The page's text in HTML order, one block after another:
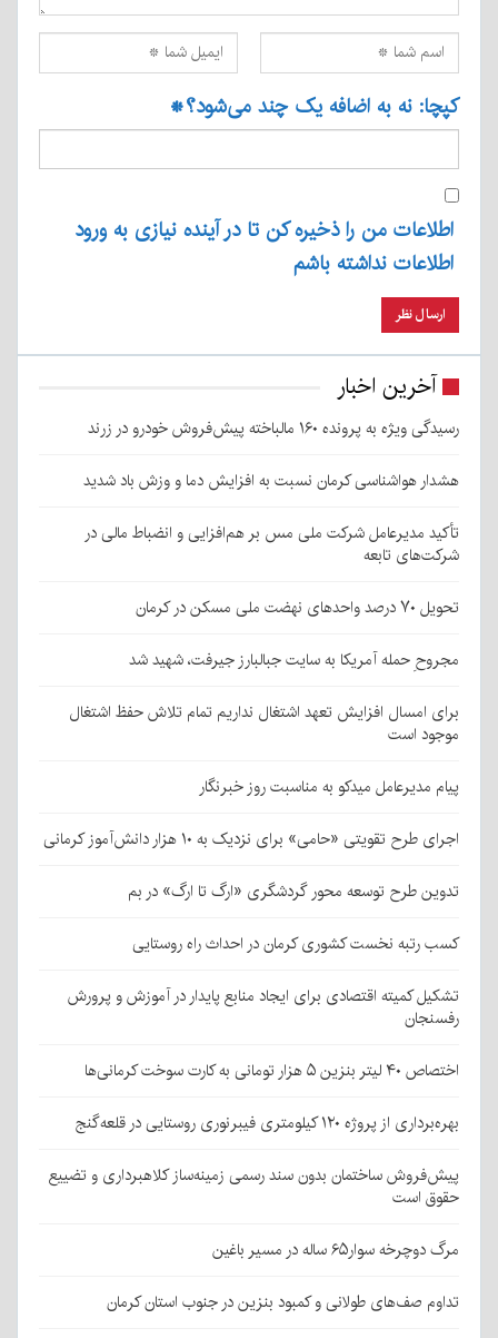
کپچا: نه به اضافه یک چند می‌شود؟*
اطلاعات من را ذخیره کن تا در آینده نیازی به ورود
اطلاعات نداشته باشم
آخرین اخبار
رسیدگی ویژه به پرونده ۱۶۰ مالباخته پیش‌فروش خودرو در زرند
هشدار هواشناسی کرمان نسبت به افزایش دما و وزش باد شدید
تأکید مدیرعامل شرکت ملی مس بر هم‌افزایی و انضباط مالی در
شرکت‌های تابعه
تحویل ۷۰ درصد واحدهای نهضت ملی مسکن در کرمان
مجروحِ حمله آمریکا به سایت جبالبارز جیرفت، شهید شد
برای امسال افزایش تعهد اشتغال نداریم تمام تلاش حفظ اشتغال
موجود است
پیام مدیرعامل میدکو به مناسبت روز خبرنگار
اجرای طرح تقویتی «حامی» برای نزدیک به ۱۰ هزار دانش‌آموز کرمانی
تدوین طرح توسعه محور گردشگری «ارگ تا ارگ» در بم
کسب رتبه نخست کشوری کرمان در احداث راه روستایی
تشکیل کمیته اقتصادی برای ایجاد منابع پایدار در آموزش و پرورش
رفسنجان
اختصاص ۴۰ لیتر بنزین ۵ هزار تومانی به کارت سوخت کرمانی‌ها
بهره‌برداری از پروژه ۱۲۰ کیلومتری فیبرنوری روستایی در قلعه‌گنج
پیش‌فروش ساختمان بدون سند رسمی زمینه‌ساز کلاهبرداری و تضییع
حقوق است
مرگ دوچرخه سوار۶۵ ساله در مسیر باغین
تداوم صف‌های طولانی و کمبود بنزین در جنوب استان کرمان